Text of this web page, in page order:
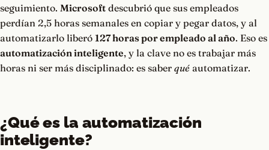
seguimiento. Microsoft descubrió que sus empleados
perdían 2,5 horas semanales en copiar y pegar datos, y al
automatizarlo liberó 127 horas por empleado al año. Eso es
automatización inteligente, y la clave no es trabajar más
horas ni ser más disciplinado: es saber qué automatizar.
¿Qué es la automatización
inteligente?